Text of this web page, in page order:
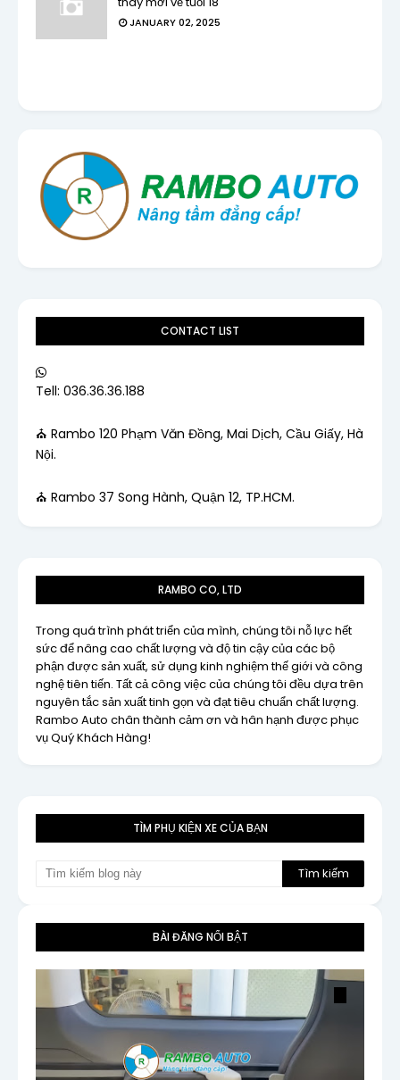
JANUARY 02, 2025
CONTACT LIST
Tell: 036.36.36.188
⛪ Rambo 120 Phạm Văn Đồng, Mai Dịch, Cầu Giấy, Hà
Nội.
⛪ Rambo 37 Song Hành, Quận 12, TP.HCM.
RAMBO CO, LTD
Trong quá trình phát triển của mình, chúng tôi nỗ lực hết
sức để nâng cao chất lượng và độ tin cậy của các bộ
phận được sản xuất, sử dụng kinh nghiệm thế giới và công
nghệ tiên tiến. Tất cả công việc của chúng tôi đều dựa trên
nguyên tắc sản xuất tinh gọn và đạt tiêu chuẩn chất lượng.
Rambo Auto chân thành cảm ơn và hân hạnh được phục
vụ Quý Khách Hàng!
TÌM PHỤ KIỆN XE CỦA BẠN
BÀI ĐĂNG NỔI BẬT